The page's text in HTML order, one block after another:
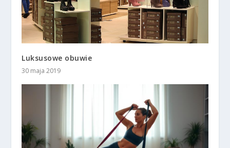
Luksusowe obuwie
30 maja 2019